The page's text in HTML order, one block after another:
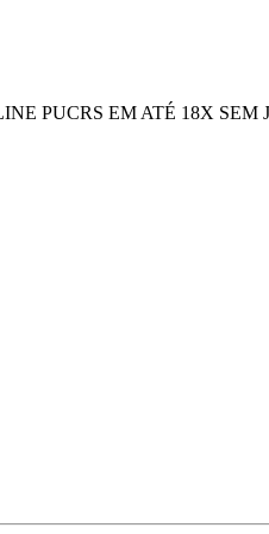
PUCRS EM ATÉ 18X SEM